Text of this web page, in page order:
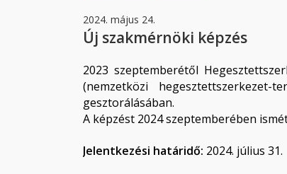
2024. május 24.
Új szakmérnöki képzés
2023 szeptemberétől
(nemzetközi
gesztorálásában.
A képzést 2024 szeptemberében
Jelentkezési határidő: 2024. július 31.